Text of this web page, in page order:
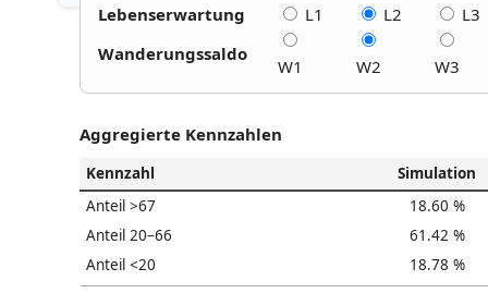
Lebenserwartung
L1 L2
L3
Wanderungssaldo
W1 W2 W3
Aggregierte Kennzahlen
Kennzahl
Simulation
Anteil >67
18.60 %
Anteil 20–66
61.42 %
Anteil <20
18.78 %